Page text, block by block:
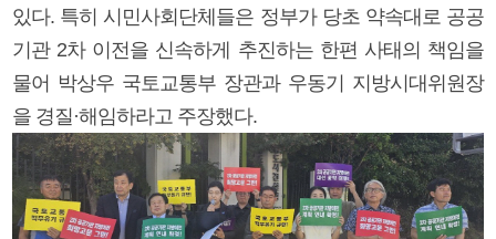
있다. 특히 시민사회단체들은 정부가 당초 약속대로 공공
기관 2차 이전을 신속하게 추진하는 한편 사태의 책임을
물어 박상우 국토교통부 장관과 우동기 지방시대위원장
을 경질·해임하라고 주장했다.